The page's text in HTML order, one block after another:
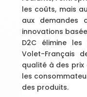
les coûts, mais
aux demandes
innovations
D2C élimine
Volet-Français
qualité à des
les
des produits.